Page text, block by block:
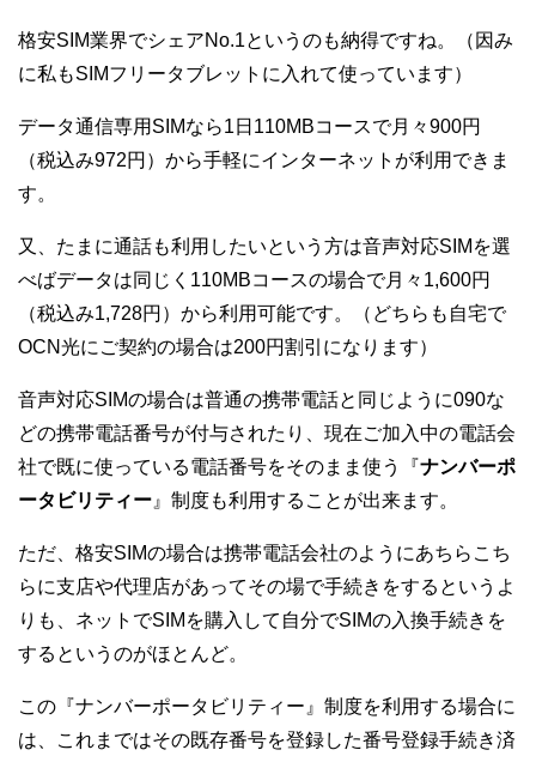
格安SIM業界でシェアNo.1というのも納得ですね。（因み
に私もSIMフリータブレットに入れて使っています）
データ通信専用SIMなら1日110MBコースで月々900円
（税込み972円）から手軽にインターネットが利用できま
す。
又、たまに通話も利用したいという方は音声対応SIMを選
べばデータは同じく110MBコースの場合で月々1,600円
（税込み1,728円）から利用可能です。（どちらも自宅で
OCN光にご契約の場合は200円割引になります）
音声対応SIMの場合は普通の携帯電話と同じように090な
どの携帯電話番号が付与されたり、現在ご加入中の電話会
社で既に使っている電話番号をそのまま使う『ナンバーポ
ータビリティー』制度も利用することが出来ます。
ただ、格安SIMの場合は携帯電話会社のようにあちらこち
らに支店や代理店があってその場で手続きをするというよ
りも、ネットでSIMを購入して自分でSIMの入換手続きを
するというのがほとんど。
この『ナンバーポータビリティー』制度を利用する場合に
は、これまではその既存番号を登録した番号登録手続き済